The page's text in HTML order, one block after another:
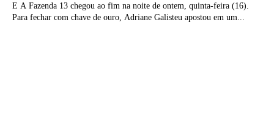
E A Fazenda 13 chegou ao fim na noite de ontem, quinta-feira (16).
Para fechar com chave de ouro, Adriane Galisteu apostou em um...